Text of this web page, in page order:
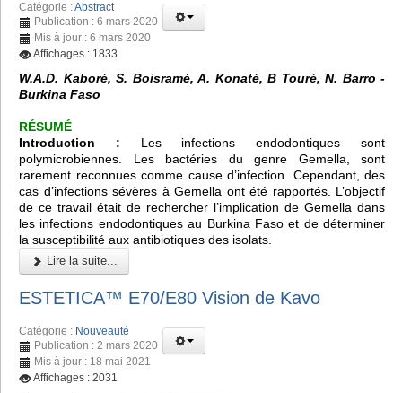
Catégorie :Abstract
Publication : 6 mars 2020
Mis à jour : 6 mars 2020
Affichages : 1833
W.A.D. Kaboré, S. Boisramé, A. Konaté, B Touré, N. Barro -
Burkina Faso
RÉSUMÉ
Introduction : Les infections endodontiques sont
polymicrobiennes. Les bactéries du genre Gemella, sont
rarement reconnues comme cause d’infection. Cependant, des
cas d’infections sévères à Gemella ont été rapportés. L’objectif
de ce travail était de rechercher l’implication de Gemella dans
les infections endodontiques au Burkina Faso et de déterminer
la susceptibilité aux antibiotiques des isolats.
Lire la suite...
ESTETICA™️ E70/E80 Vision de Kavo
Catégorie : Nouveauté
Publication : 2 mars 2020
Mis à jour : 18 mai 2021
Affichages : 2031